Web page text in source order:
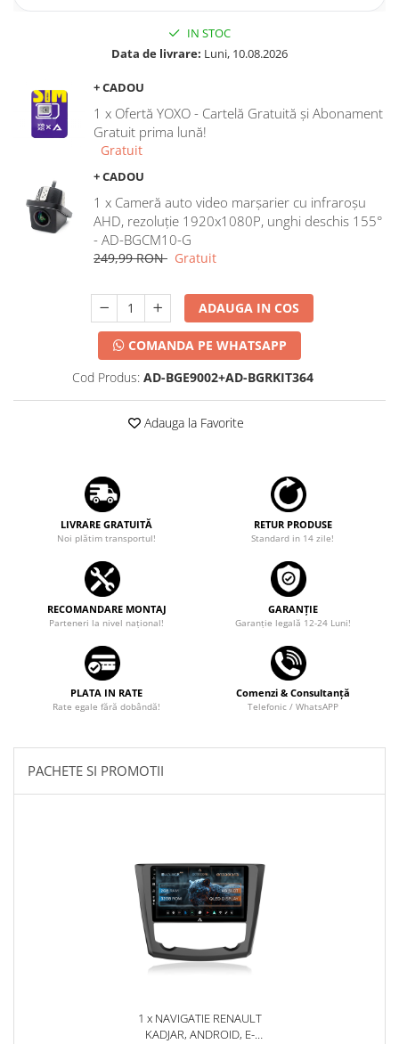
IN STOC
Data de livrare: Luni, 10.08.2026
+ CADOU
1 x Ofertă YOXO - Cartelă Gratuită și Abonament
Gratuit prima lună!
Gratuit
+ CADOU
1 x Cameră auto video marșarier cu infraroșu
AHD, rezoluție 1920x1080P, unghi deschis 155°
- AD-BGCM10-G
249,99 RON Gratuit
ADAUGA IN COS
COMANDA PE WHATSAPP
Cod Produs: AD-BGE9002+AD-BGRKIT364
Adauga la Favorite
LIVRARE GRATUITĂ
Noi plătim transportul!
RETUR PRODUSE
Standard in 14 zile!
RECOMANDARE MONTAJ
Parteneri la nivel național!
GARANȚIE
Garanţie legală 12-24 Luni!
PLATA IN RATE
Rate egale fără dobândă!
Comenzi & Consultanță
Telefonic / WhatsAPP
PACHETE SI PROMOTII
1 x NAVIGATIE RENAULT
KADJAR, ANDROID, E-